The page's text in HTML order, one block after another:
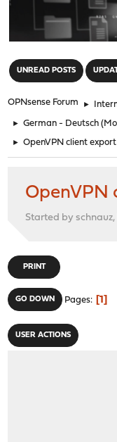
UNREAD POSTS
OPNsense Forum ►
► German - Deutsch
► OpenVPN client
OpenVPN
Started by schnauz,
PRINT
GO DOWN Pages 1
USER ACTIONS